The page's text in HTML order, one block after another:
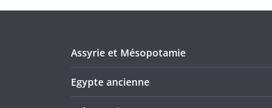
Assyrie et Mésopotamie
Egypte ancienne